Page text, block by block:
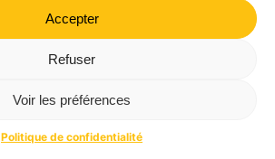
Accepter
Refuser
Voir les préférences
Politique de confidentialité